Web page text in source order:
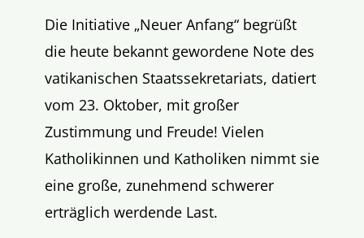
Die Initiative „Neuer Anfang“ begrüßt
die heute bekannt gewordene Note des
vatikanischen Staatssekretariats, datiert
vom 23. Oktober, mit großer
Zustimmung und Freude! Vielen
Katholikinnen und Katholiken nimmt sie
eine große, zunehmend schwerer
erträglich werdende Last.